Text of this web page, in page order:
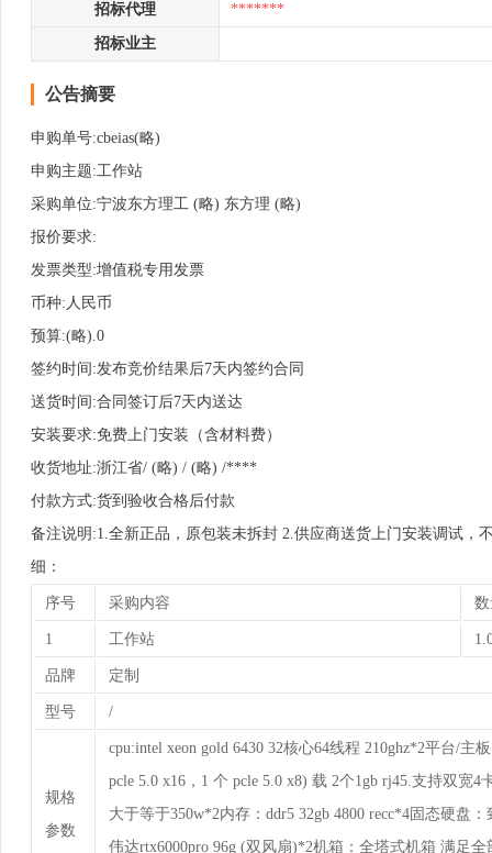
招标代理 *******
招标业主
公告摘要
申购单号:cbeias(略)
申购主题:工作站
采购单位:宁波东方理工 (略) 东方理 (略)
报价要求:
发票类型:增值税专用发票
币种:人民币
预算:(略).0
签约时间:发布竞价结果后7天内签约合同
送货时间:合同签订后7天内送达
安装要求:免费上门安装（含材料费）
收货地址:浙江省/ (略) / (略) /****
付款方式:货到验收合格后付款
备注说明:1.全新正品，原包装未拆封 2.供应商送货上门安装调试
细：
序号 采购内容
1 工作站
品牌 定制
型号 /
规格
参数
cpu:intel xeon gold 6430 32核心64线程 210ghz*2平台/
pcle 5.0 x16，1 个 pcle 5.0 x8) 载 2个1gb rj45.支持双宽
大于等于350w*2内存：ddr5 32gb 4800 recc*4固态硬盘
伟达rtx6000pro 96g (双风扇)*2机箱：全塔式机箱 满足全